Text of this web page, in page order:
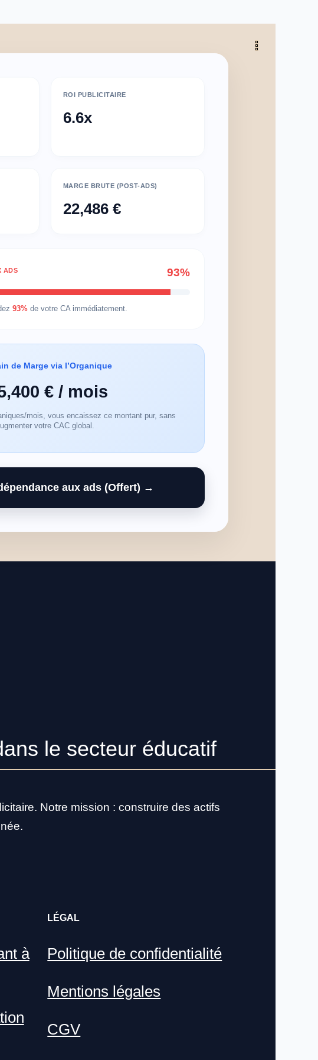
Accueil
Ressources
NOUS TROUVER
ROI PUBLICITAIRE
6.6x
MARGE BRUTE (POST-ADS)
22,486 €
ADS 93%
93% de votre CA immédiatement.
de Marge via l’Organique
€ / mois
mois, vous encaissez ce montant pur, sans
votre CAC global.
aux ads (Offert) →
le secteur éducatif
Notre mission : construire des actifs
à
LÉGAL
Politique de confidentialité
Mentions légales
CGV